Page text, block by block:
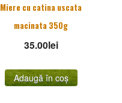
Miere cu catina uscata
macinata 350g
35.00lei
Adaugă în coș